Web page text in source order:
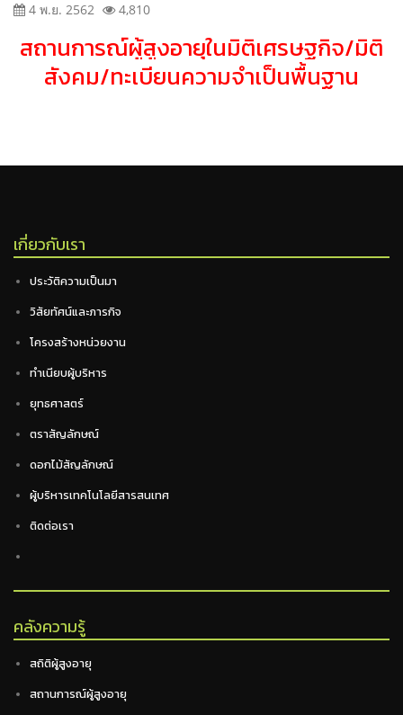
4 พ.ย. 2562 4,810
สถานการณ์ผู้สูงอายุในมิติเศรษฐกิจ/มิติ
สังคม/ทะเบียนความจำเป็นพื้นฐาน
เกี่ยวกับเรา
ประวัติความเป็นมา
วิสัยทัศน์และภารกิจ
โครงสร้างหน่วยงาน
ทำเนียบผู้บริหาร
ยุทธศาสตร์
ตราสัญลักษณ์
ดอกไม้สัญลักษณ์
ผู้บริหารเทคโนโลยีสารสนเทศ
ติดต่อเรา
คลังความรู้
สถิติผู้สูงอายุ
สถานการณ์ผู้สูงอายุ